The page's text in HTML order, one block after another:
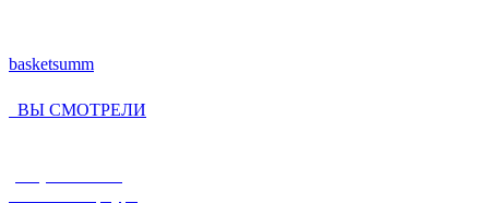
basketsumm
ВЫ СМОТРЕЛИ